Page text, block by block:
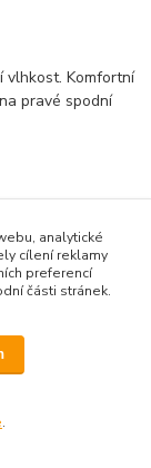
vlhkost. Komfortní
pravé spodní
analytické
cílení reklamy
preferencí
části stránek.
.